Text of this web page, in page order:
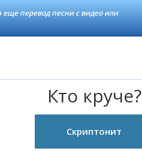
еще перевод песни с видео или
Кто круче?
Скриптонит